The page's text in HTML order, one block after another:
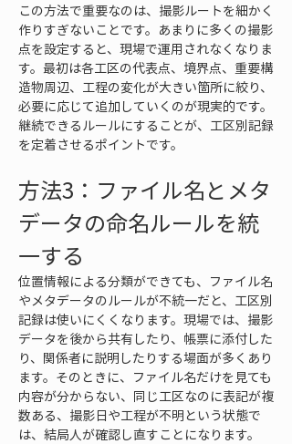
この方法で重要なのは、撮影ルートを細かく
作りすぎないことです。あまりに多くの撮影
点を設定すると、現場で運用されなくなりま
す。最初は各工区の代表点、境界点、重要構
造物周辺、工程の変化が大きい箇所に絞り、
必要に応じて追加していくのが現実的です。
継続できるルールにすることが、工区別記録
を定着させるポイントです。
方法3：ファイル名とメタ
データの命名ルールを統
一する
位置情報による分類ができても、ファイル名
やメタデータのルールが不統一だと、工区別
記録は使いにくくなります。現場では、撮影
データを後から共有したり、帳票に添付した
り、関係者に説明したりする場面が多くあり
ます。そのときに、ファイル名だけを見ても
内容が分からない、同じ工区なのに表記が複
数ある、撮影日や工程が不明という状態で
は、結局人が確認し直すことになります。